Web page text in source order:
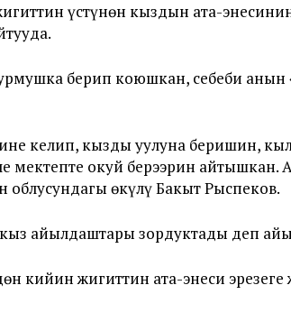
үстүнөн кыздын ата-
берип коюшкан, себеби анын
келип, кызды уулуна беришин,
мектепте окуй берээрин
өкүлү Бакыт Рыспеков.
айылдаштары зордуктады деп
кийин жигиттин ата-энеси эрезеге